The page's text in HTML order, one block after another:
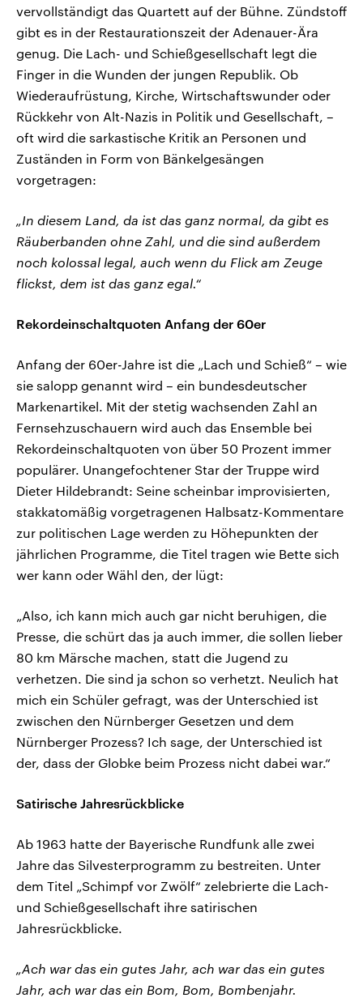
vervollständigt das Quartett auf der Bühne. Zündstoff
gibt es in der Restaurationszeit der Adenauer-Ära
genug. Die Lach- und Schießgesellschaft legt die
Finger in die Wunden der jungen Republik. Ob
Wiederaufrüstung, Kirche, Wirtschaftswunder oder
Rückkehr von Alt-Nazis in Politik und Gesellschaft, –
oft wird die sarkastische Kritik an Personen und
Zuständen in Form von Bänkelgesängen
vorgetragen:
„In diesem Land, da ist das ganz normal, da gibt es
Räuberbanden ohne Zahl, und die sind außerdem
noch kolossal legal, auch wenn du Flick am Zeuge
flickst, dem ist das ganz egal.“
Rekordeinschaltquoten Anfang der 60er
Anfang der 60er-Jahre ist die „Lach und Schieß“ – wie
sie salopp genannt wird – ein bundesdeutscher
Markenartikel. Mit der stetig wachsenden Zahl an
Fernsehzuschauern wird auch das Ensemble bei
Rekordeinschaltquoten von über 50 Prozent immer
populärer. Unangefochtener Star der Truppe wird
Dieter Hildebrandt: Seine scheinbar improvisierten,
stakkatomäßig vorgetragenen Halbsatz-Kommentare
zur politischen Lage werden zu Höhepunkten der
jährlichen Programme, die Titel tragen wie Bette sich
wer kann oder Wähl den, der lügt:
„Also, ich kann mich auch gar nicht beruhigen, die
Presse, die schürt das ja auch immer, die sollen lieber
80 km Märsche machen, statt die Jugend zu
verhetzen. Die sind ja schon so verhetzt. Neulich hat
mich ein Schüler gefragt, was der Unterschied ist
zwischen den Nürnberger Gesetzen und dem
Nürnberger Prozess? Ich sage, der Unterschied ist
der, dass der Globke beim Prozess nicht dabei war.“
Satirische Jahresrückblicke
Ab 1963 hatte der Bayerische Rundfunk alle zwei
Jahre das Silvesterprogramm zu bestreiten. Unter
dem Titel „Schimpf vor Zwölf“ zelebrierte die Lach-
und Schießgesellschaft ihre satirischen
Jahresrückblicke.
„Ach war das ein gutes Jahr, ach war das ein gutes
Jahr, ach war das ein Bom, Bom, Bombenjahr.